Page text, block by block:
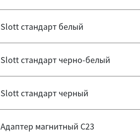
Slott стандарт белый
Slott стандарт черно-белый
Slott стандарт черный
Адаптер магнитный С23